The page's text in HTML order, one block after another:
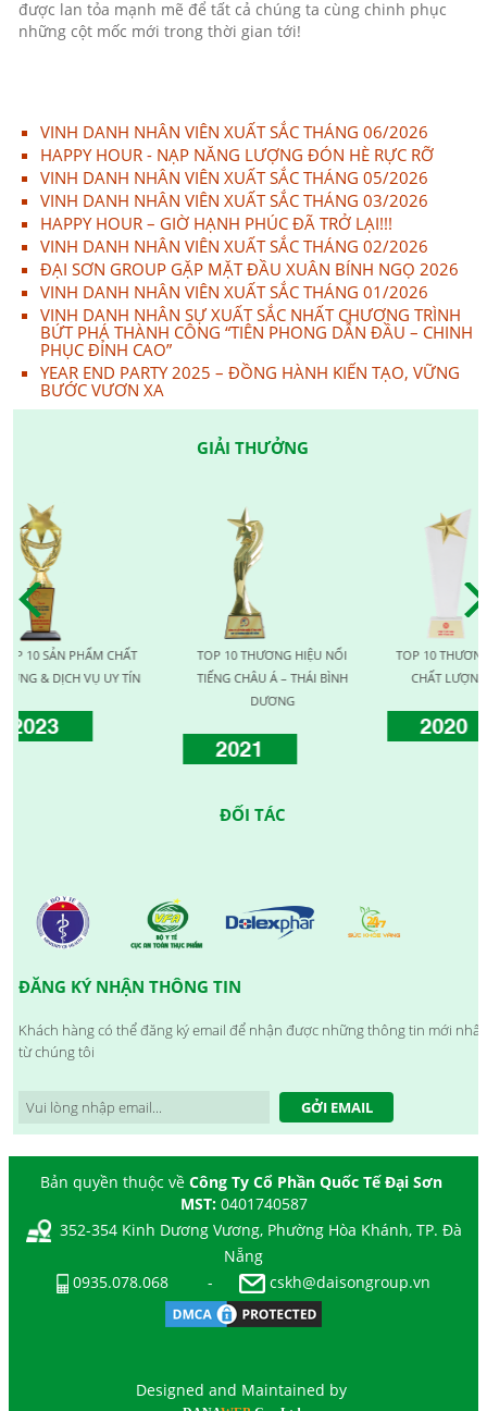
được lan tỏa mạnh mẽ để tất cả chúng ta cùng chinh phục
những cột mốc mới trong thời gian tới!
VINH DANH NHÂN VIÊN XUẤT SẮC THÁNG 06/2026
HAPPY HOUR - NẠP NĂNG LƯỢNG ĐÓN HÈ RỰC RỠ
VINH DANH NHÂN VIÊN XUẤT SẮC THÁNG 05/2026
VINH DANH NHÂN VIÊN XUẤT SẮC THÁNG 03/2026
HAPPY HOUR – GIỜ HẠNH PHÚC ĐÃ TRỞ LẠI!!!
VINH DANH NHÂN VIÊN XUẤT SẮC THÁNG 02/2026
ĐẠI SƠN GROUP GẶP MẶT ĐẦU XUÂN BÍNH NGỌ 2026
VINH DANH NHÂN VIÊN XUẤT SẮC THÁNG 01/2026
VINH DANH NHÂN SỰ XUẤT SẮC NHẤT CHƯƠNG TRÌNH
BỨT PHÁ THÀNH CÔNG “TIÊN PHONG DẪN ĐẦU – CHINH
PHỤC ĐỈNH CAO”
YEAR END PARTY 2025 – ĐỒNG HÀNH KIẾN TẠO, VỮNG
BƯỚC VƯƠN XA
GIẢI THƯỞNG
PHẨM CHẤT
VỤ UY TÍN
TOP 10 THƯƠNG HIỆU NỔI
TIẾNG CHÂU Á – THÁI BÌNH
TOP 10 THƯƠNG HIỆU
CHẤT LƯỢNG QUỐC TẾ
ĐỐI TÁC
ĐĂNG KÝ NHẬN THÔNG TIN
Khách hàng có thể đăng ký email để nhận được những thông tin mới nhất
từ chúng tôi
GỞI EMAIL
Bản quyền thuộc về Công Ty Cổ Phần Quốc Tế Đại Sơn
MST: 0401740587
352-354 Kinh Dương Vương, Phường Hòa Khánh, TP. Đà
Nẵng
0935.078.068
- cskh@daisongroup.vn
Designed and Maintained by